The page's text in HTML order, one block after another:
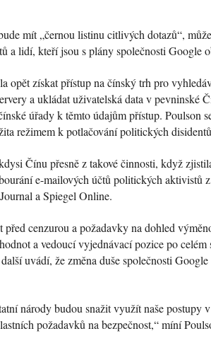
mít „černou listinu citlivých dotazů“,
a lidí, kteří jsou s plány společnosti Google
opět získat přístup na čínský trh pro
a ukládat uživatelská data v pevninské
úřady k těmto údajům přístup. Poulson
režimem k potlačování politických
Čínu přesně z takové činnosti, když
e-mailových účtů politických aktivistů
a Spiegel Online.
před cenzurou a požadavky na dohled
a vedoucí vyjednávací pozice po celém
uvádí, že změna duše společnosti
národy budou snažit využít naše postupy
požadavků na bezpečnost,“ míní